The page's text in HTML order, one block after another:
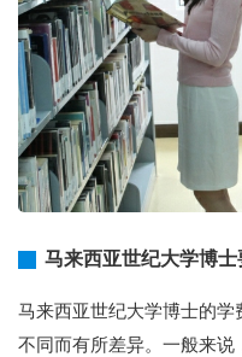
马来西亚世纪大学博士
马来西亚世纪大学博士的
不同而有所差异。一般来说